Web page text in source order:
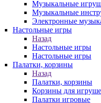
Музыкальные
Музыкальные
Электронные
Настольные игры
Назад
Настольные игры
Настольные игры
Палатки, корзины
Назад
Палатки, корзины
Корзины для
Палатки игровые